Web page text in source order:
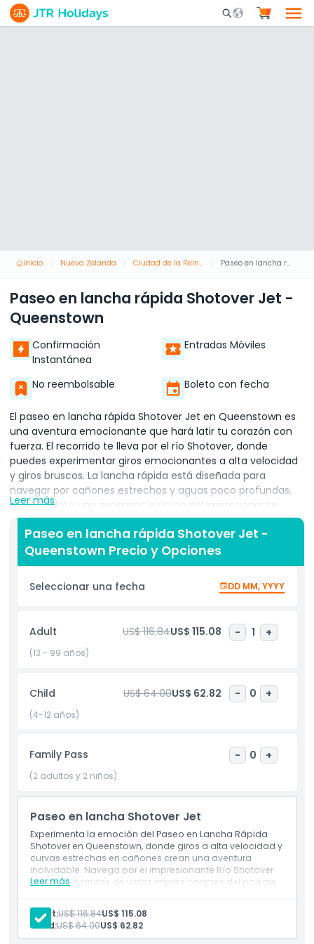
Mobile Search
Inicio Nueva Zelanda Ciudad de la Reina Paseo en lancha rápida Shotover Jet - Queenstown
Paseo en lancha rápida Shotover Jet -
Queenstown
Confirmación
Instantánea
Entradas Móviles
No reembolsable Boleto con fecha
El paseo en lancha rápida Shotover Jet en Queenstown es
una aventura emocionante que hará latir tu corazón con
fuerza. El recorrido te lleva por el río Shotover, donde
puedes experimentar giros emocionantes a alta velocidad
y giros bruscos. La lancha rápida está diseñada para
navegar por cañones estrechos y aguas poco profundas,
ofreciéndote una experiencia única del impresionante
paisaje. Queenstown es conocida por sus paisajes
impresionantes, y el paseo en Shotover Jet te permite verlo
todo de cerca. Esta experiencia llena de acción es perfecta
para quienes buscan una descarga de adrenalina mientras
exploran el hermoso entorno al aire libre de Queenstown. Es
una de las mejores maneras de disfrutar del río Shotover y
paseo en lancha rápida Shotover Jet en Queenstown es
una actividad obligatoria para los amantes de la aventura.
Política para Niños y Adultos
Horario de Apertura
Cosas a Saber
Ubicación
Leer más
Paseo en lancha rápida Shotover Jet -
Queenstown Precio y Opciones
Seleccionar una fecha DD MM, YYYY
Adult US$ 116.84US$ 115.08 - 1 +
(13 - 99 años)
Child US$ 64.00US$ 62.82 - 0 +
(4-12 años)
Family Pass - 0 +
(2 adultos y 2 niños)
Paseo en lancha Shotover Jet
Experimenta la emoción del Paseo en Lancha Rápida
Shotover en Queenstown, donde giros a alta velocidad y
curvas estrechas en cañones crean una aventura
inolvidable. Navega por el impresionante Río Shotover
mientras disfrutas de vistas impresionantes del paisaje
adrenalina como para amantes de la naturaleza.
Leer más
Inclusiones
Paseo en Shotover Jet de 30 minutos
Adult:US$ 116.84US$ 115.08
Child:US$ 64.00US$ 62.82